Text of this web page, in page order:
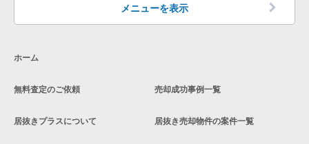
メニューを表示
ホーム
無料査定のご依頼
居抜きプラスについて
売却成功事例一覧
居抜き売却物件の案件一覧